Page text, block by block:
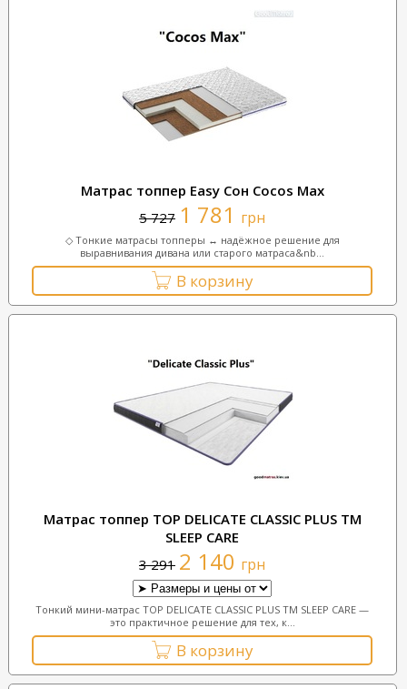
Матрас топпер Easy Сон Cocos Max
5 727 1 781 грн
◇ Тонкие матрасы топперы ↔ надёжное решение для
выравнивания дивана или старого матраса&nb...
В корзину
Матрас топпер TOP DELICATE CLASSIC PLUS TM
SLEEP CARE
3 291 2 140 грн
Тонкий мини-матрас TOP DELICATE CLASSIC PLUS TM SLEEP CARE —
это практичное решение для тех, к...
В корзину